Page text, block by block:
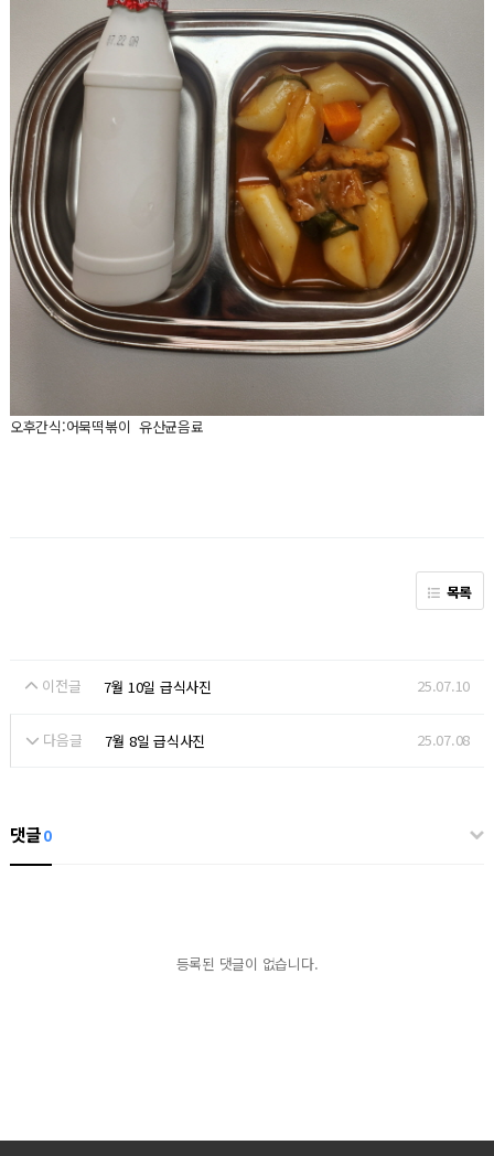
오후간식:어묵떡볶이 유산균음료
목록
이전글 7월 10일 급식사진 25.07.10
다음글 7월 8일 급식사진 25.07.08
댓글0
등록된 댓글이 없습니다.